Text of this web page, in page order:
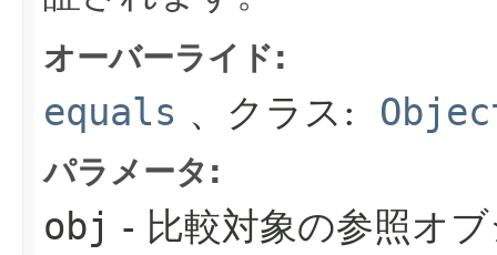
オーバーライド:
equals 、クラス:
パラメータ:
obj - 比較対象の参照オ